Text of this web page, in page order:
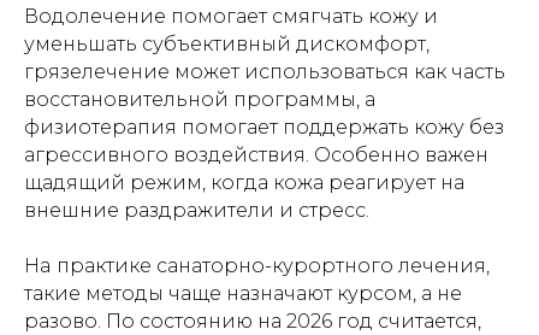
Водолечение помогает смягчать кожу и
уменьшать субъективный дискомфорт,
грязелечение может использоваться как часть
восстановительной программы, а
физиотерапия помогает поддержать кожу без
агрессивного воздействия. Особенно важен
щадящий режим, когда кожа реагирует на
внешние раздражители и стресс.
На практике санаторно-курортного лечения,
такие методы чаще назначают курсом, а не
разово. По состоянию на 2026 год считается,